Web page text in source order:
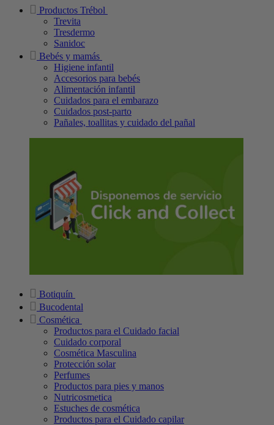
Productos Trébol
Trevita
Tresdermo
Sanidoc
Bebés y mamás
Higiene infantil
Accesorios para bebés
Alimentación infantil
Cuidados para el embarazo
Cuidados post-parto
Pañales, toallitas y cuidado del pañal
Botiquín
Bucodental
Cosmética
Productos para el Cuidado facial
Cuidado corporal
Cosmética Masculina
Protección solar
Perfumes
Productos para pies y manos
Nutricosmetica
Estuches de cosmética
Productos para el Cuidado capilar